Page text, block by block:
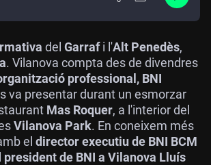
del Garrafi l'Alt Penedès,
. Vilanova compta des de divendres
professional, BNI
va presentar durant un esmorzar
Mas Roquer, a l'interior del
Vilanova Park. En coneixem més
el director executiu de BNI BCM
president de BNI a Vilanova Lluís